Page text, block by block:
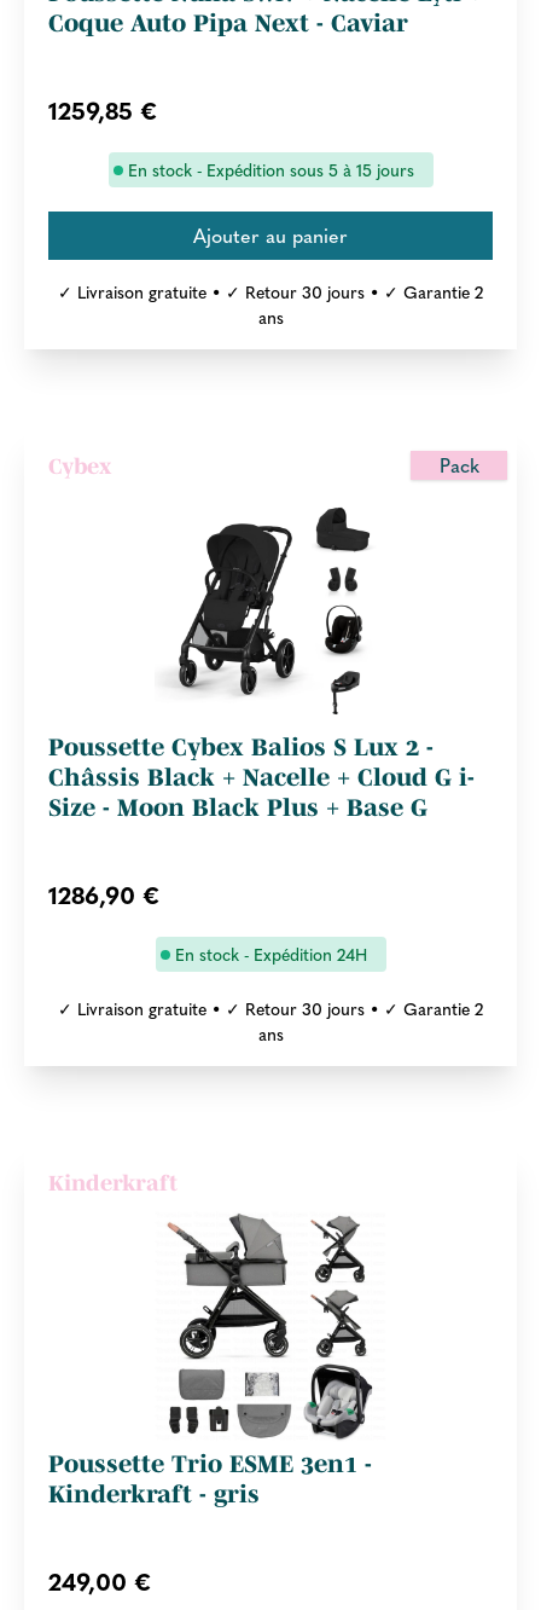
Coque Auto Pipa Next - Caviar
1259,85 €
En stock - Expédition sous 5 à 15 jours
✓ Livraison gratuite • ✓ Retour 30 jours • ✓ Garantie 2
ans
Pack
Cybex
Poussette Cybex Balios S Lux 2 -
Châssis Black + Nacelle + Cloud G i-
Size - Moon Black Plus + Base G
1286,90 €
En stock - Expédition 24H
✓ Livraison gratuite • ✓ Retour 30 jours • ✓ Garantie 2
ans
Kinderkraft
Poussette Trio ESME 3en1 -
Kinderkraft - gris
249,00 €